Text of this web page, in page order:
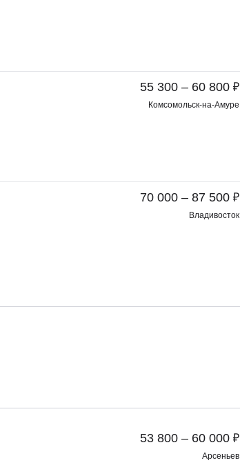
55 300 – 60 800 ₽
Комсомольск-на-Амуре
70 000 – 87 500 ₽
Владивосток
53 800 – 60 000 ₽
Арсеньев